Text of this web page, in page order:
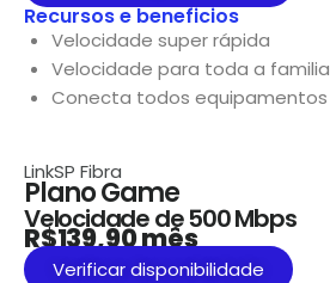
Recursos e beneficios
Velocidade super rápida
Velocidade para toda a familia
Conecta todos equipamentos
LinkSP Fibra
Plano Game
Velocidade de 500 Mbps
R$139,90 mês
Verificar disponibilidade